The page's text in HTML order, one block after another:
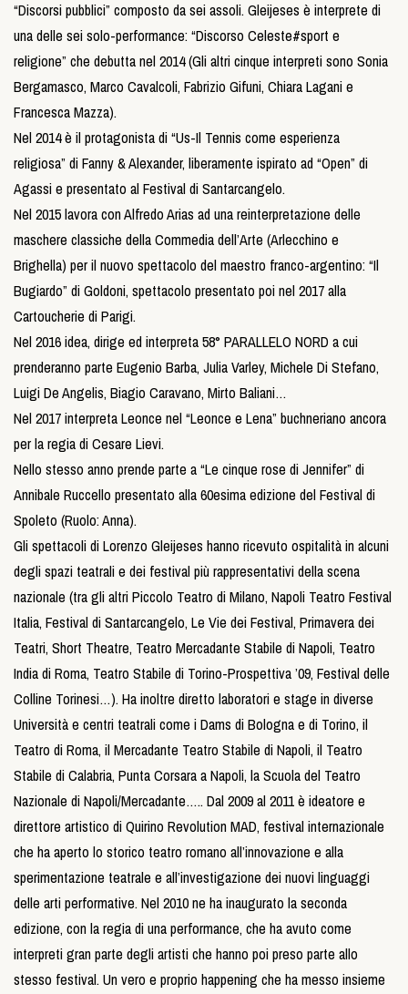
“Discorsi pubblici” composto da sei assoli. Gleijeses è interprete di
una delle sei solo-performance: “Discorso Celeste#sport e
religione” che debutta nel 2014 (Gli altri cinque interpreti sono Sonia
Bergamasco, Marco Cavalcoli, Fabrizio Gifuni, Chiara Lagani e
Francesca Mazza).
Nel 2014 è il protagonista di “Us-Il Tennis come esperienza
religiosa” di Fanny & Alexander, liberamente ispirato ad “Open” di
Agassi e presentato al Festival di Santarcangelo.
Nel 2015 lavora con Alfredo Arias ad una reinterpretazione delle
maschere classiche della Commedia dell’Arte (Arlecchino e
Brighella) per il nuovo spettacolo del maestro franco-argentino: “Il
Bugiardo” di Goldoni, spettacolo presentato poi nel 2017 alla
Cartoucherie di Parigi.
Nel 2016 idea, dirige ed interpreta 58° PARALLELO NORD a cui
prenderanno parte Eugenio Barba, Julia Varley, Michele Di Stefano,
Luigi De Angelis, Biagio Caravano, Mirto Baliani…
Nel 2017 interpreta Leonce nel “Leonce e Lena” buchneriano ancora
per la regia di Cesare Lievi.
Nello stesso anno prende parte a “Le cinque rose di Jennifer” di
Annibale Ruccello presentato alla 60esima edizione del Festival di
Spoleto (Ruolo: Anna).
Gli spettacoli di Lorenzo Gleijeses hanno ricevuto ospitalità in alcuni
degli spazi teatrali e dei festival più rappresentativi della scena
nazionale (tra gli altri Piccolo Teatro di Milano, Napoli Teatro Festival
Italia, Festival di Santarcangelo, Le Vie dei Festival, Primavera dei
Teatri, Short Theatre, Teatro Mercadante Stabile di Napoli, Teatro
India di Roma, Teatro Stabile di Torino-Prospettiva ’09, Festival delle
Colline Torinesi…). Ha inoltre diretto laboratori e stage in diverse
Università e centri teatrali come i Dams di Bologna e di Torino, il
Teatro di Roma, il Mercadante Teatro Stabile di Napoli, il Teatro
Stabile di Calabria, Punta Corsara a Napoli, la Scuola del Teatro
Nazionale di Napoli/Mercadante….. Dal 2009 al 2011 è ideatore e
direttore artistico di Quirino Revolution MAD, festival internazionale
che ha aperto lo storico teatro romano all’innovazione e alla
sperimentazione teatrale e all’investigazione dei nuovi linguaggi
delle arti performative. Nel 2010 ne ha inaugurato la seconda
edizione, con la regia di una performance, che ha avuto come
interpreti gran parte degli artisti che hanno poi preso parte allo
stesso festival. Un vero e proprio happening che ha messo insieme